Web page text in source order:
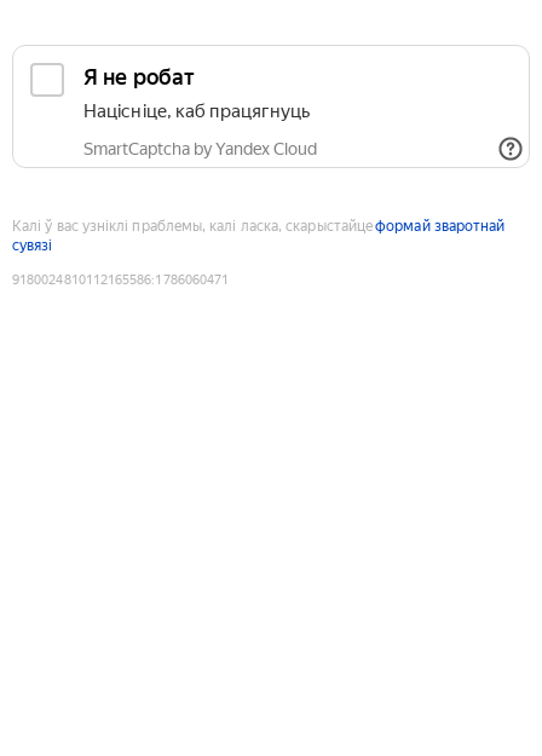
Я не робат
Націсніце, каб працягнуць
SmartCaptcha by Yandex Cloud
Калі ў вас узніклі праблемы, калі ласка, скарыстайцеформай зваротнай
сувязі
9180024810112165586:1786060471